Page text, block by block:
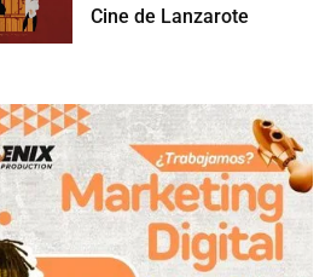
Cine de Lanzarote